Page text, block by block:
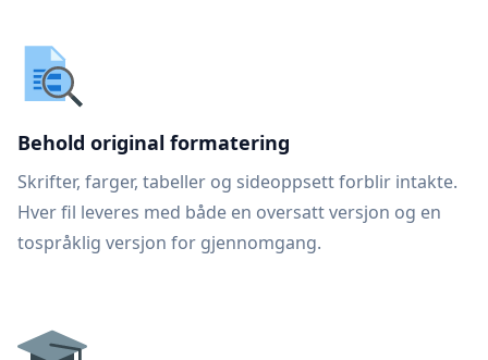
Behold original formatering
Skrifter, farger, tabeller og sideoppsett forblir intakte.
Hver fil leveres med både en oversatt versjon og en
tospråklig versjon for gjennomgang.